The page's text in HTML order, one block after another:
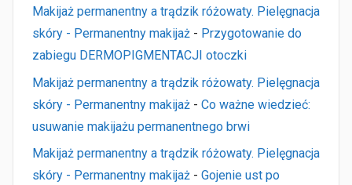
Makijaż permanentny a trądzik różowaty. Pielęgnacja
skóry - Permanentny makijaż - Przygotowanie do
zabiegu DERMOPIGMENTACJI otoczki
Makijaż permanentny a trądzik różowaty. Pielęgnacja
skóry - Permanentny makijaż - Co ważne wiedzieć:
usuwanie makijażu permanentnego brwi
Makijaż permanentny a trądzik różowaty. Pielęgnacja
skóry - Permanentny makijaż - Gojenie ust po